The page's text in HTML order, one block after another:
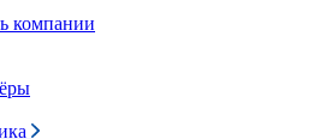
компании